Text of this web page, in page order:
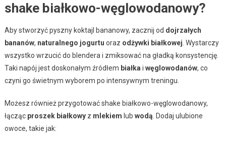
shake białkowo-węglowodanowy?
Aby stworzyć pyszny koktajl bananowy, zacznij od dojrzałych
bananów, naturalnego jogurtu oraz odżywki białkowej. Wystarczy
wszystko wrzucić do blendera i zmiksować na gładką konsystencję.
Taki napój jest doskonałym źródłem białkai węglowodanów, co
czyni go świetnym wyborem po intensywnym treningu.
Możesz również przygotować shake białkowo-węglowodanowy,
łącząc proszek białkowyz mlekiem lub wodą. Dodaj ulubione
owoce, takie jak: